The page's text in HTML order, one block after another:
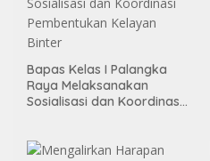
Bapas Kelas I Palangka
Raya Melaksanakan
Sosialisasi dan Koordinasi